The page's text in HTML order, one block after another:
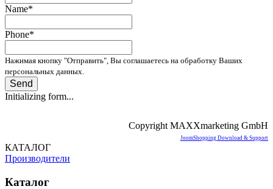
Name*
Phone*
Нажимая кнопку "Отправить", Вы соглашаетесь на обработку Ваших
персональных данных.
Send
Initializing form...
Copyright MAXXmarketing GmbH
JoomShopping Download & Support
КАТАЛОГ
Производители
Каталог